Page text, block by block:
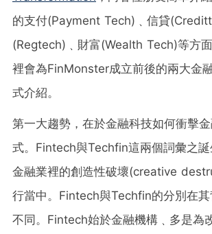
的支付(Payment Tech)﹑信貸
(Regtech)﹑財富(Wealth Tech)等方
裡會為FinMonster成立前後的兩大金
式介紹。
第一大趨勢，在於金融科技如何衝擊
式。Fintech與Techfin這兩個詞彙之
金融業裡的創造性破壞(creative
行當中。Fintech與Techfin的分別在其
不同。Fintech始於金融機構﹑多是為